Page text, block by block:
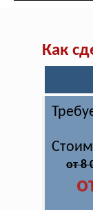
Как
от 8